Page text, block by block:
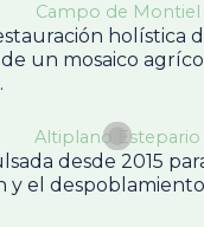
Campo de Montiel
holística
un mosaico
Altiplano Estepario
desde 2015
y el